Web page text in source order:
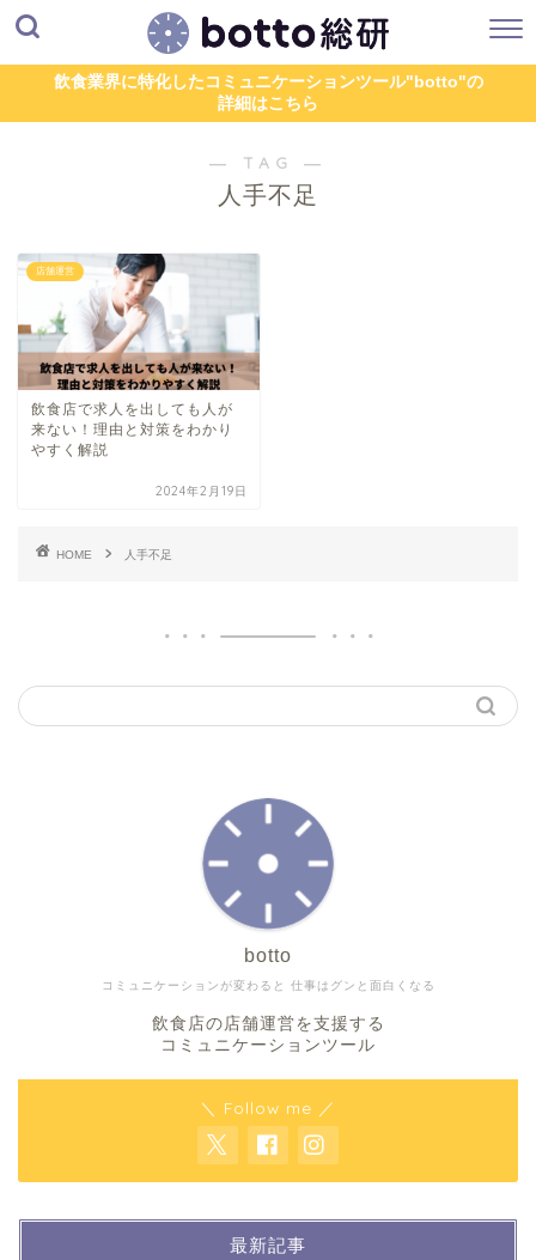
飲食業界に特化したコミュニケーションツール"botto"の
詳細はこちら
― TAG ―
人手不足
店舗運営
飲食店で求人を出しても人が
来ない！理由と対策をわかり
やすく解説
2024年2月19日
HOME 人手不足
コミュニケーションが変わると 仕事はグンと面白くなる
botto
飲食店の店舗運営を支援する
コミュニケーションツール
＼ Follow me ／
最新記事